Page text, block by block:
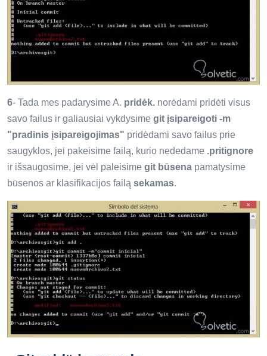
6- Tada mes padarysime A. pridėk. norėdami pridėti visus
savo failus ir galiausiai vykdysime git įsipareigoti -m
"pradinis įsipareigojimas" pridėdami savo failus prie
saugyklos, jei pakeisime failą, kurio nededame .pritignore
ir išsaugosime, jei vėl paleisime git būsena pamatysime
būsenos ar klasifikacijos failą sekamas.